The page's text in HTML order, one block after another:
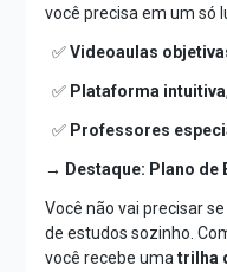
você precisa em um só
✅Videoaulas
✅ Plataforma intuitiva
✅ Professores
→ Destaque: Plano de
Você não vai precisar
de estudos sozinho.
você recebe uma trilha